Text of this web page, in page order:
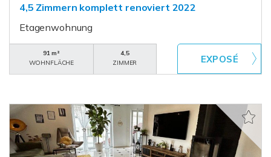
4,5 Zimmern komplett renoviert 2022
Etagenwohnung
91 m²
WOHNFLÄCHE
4,5
ZIMMER